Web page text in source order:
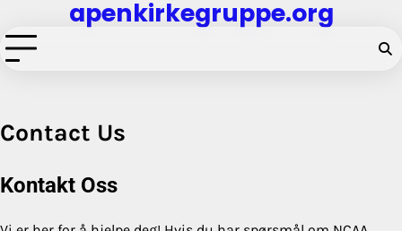
to
content
apenkirkegruppe.org
Contact Us
Kontakt Oss